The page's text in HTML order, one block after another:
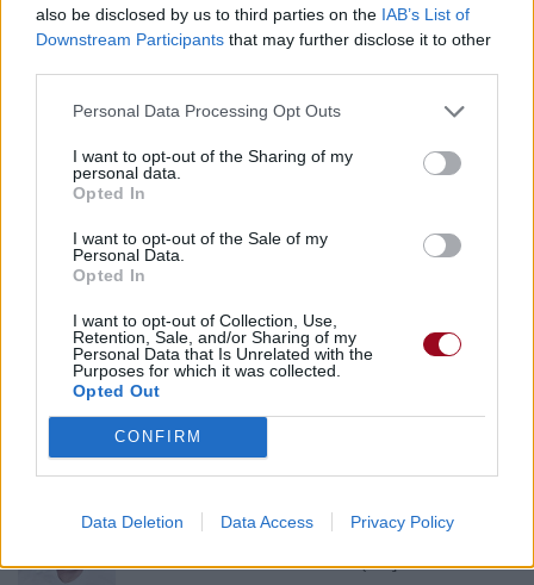
also be disclosed by us to third parties on the IAB’s List of
Downstream Participants that may further disclose it to other
Personal Data Processing Opt Outs
I want to opt-out of the Sharing of my
personal data.
Opted In
I want to opt-out of the Sale of my
Personal Data.
Opted In
I want to opt-out of Collection, Use,
Retention, Sale, and/or Sharing of my
Personal Data that Is Unrelated with the
Purposes for which it was collected.
Opted Out
CONFIRM
Data Deletion Data Access Privacy Policy
a girl in the fog
à 13h29.
Arrangeurs : Bastille
Albums : Hard As Hello (EP]